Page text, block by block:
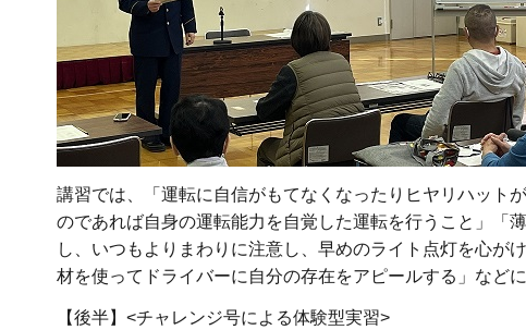
講習では、「運転に自信がもてなくなったりヒヤリハット
のであれば自身の運転能力を自覚した運転を行うこと」「
し、いつもよりまわりに注意し、早めのライト点灯を心が
材を使ってドライバーに自分の存在をアピールする」など
【後半】<チャレンジ号による体験型実習>